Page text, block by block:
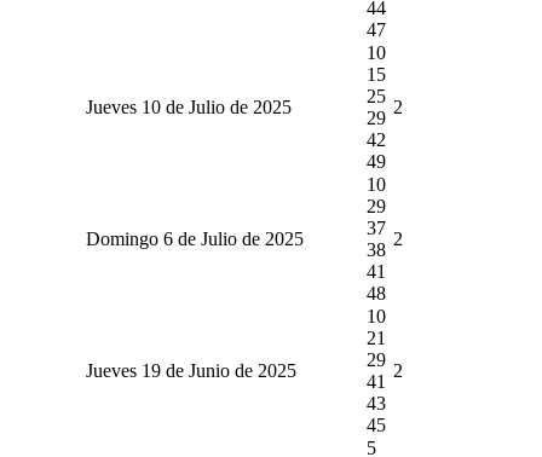
44
47
Jueves 10 de Julio de 2025
10
15
25
29
42
49
2
Domingo 6 de Julio de 2025
10
29
37
38
41
48
2
Jueves 19 de Junio de 2025
10
21
29
41
43
45
2
5